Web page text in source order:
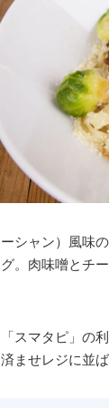
シャン）風味
。肉味噌とチ
スマタピ」の
ませレジに並